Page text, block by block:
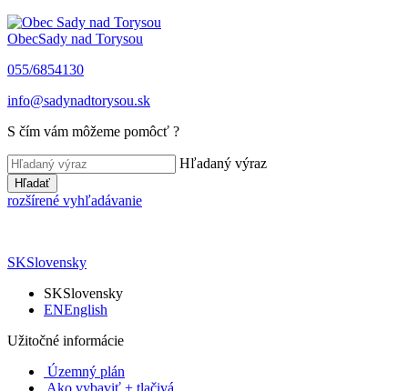
ObecSady nad Torysou
055/6854130
info@sadynadtorysou.sk
S čím vám môžeme pomôcť ?
Hľadaný výraz
Hľadať
rozšírené vyhľadávanie
SKSlovensky
SKSlovensky
ENEnglish
Užitočné informácie
Územný plán
Ako vybaviť + tlačivá